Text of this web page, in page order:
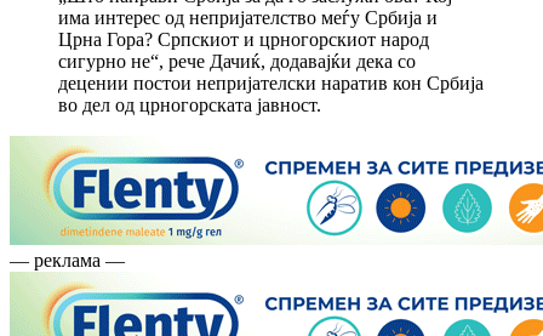
има интерес од непријателство меѓу Србија и
Црна Гора? Српскиот и црногорскиот народ
сигурно не“, рече Дачиќ, додавајќи дека со
децении постои непријателски наратив кон Србија
во дел од црногорската јавност.
— реклама —